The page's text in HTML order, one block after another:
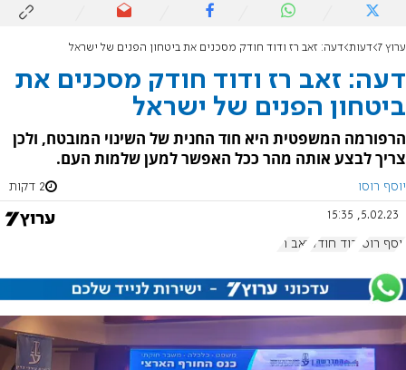
ערוץ 7 דעות דעה: זאב רז ודוד חודק מסכנים את ביטחון הפנים של ישראל
דעה: זאב רז ודוד חודק מסכנים את
ביטחון הפנים של ישראל
הרפורמה המשפטית היא חוד החנית של השינוי המובטח, ולכן
צריך לבצע אותה מהר ככל האפשר למען שלמות העם.
יוסף רוסו 2 דקות
5.02.23, 15:35
יוסף רוסו דוד חודק זאב רז